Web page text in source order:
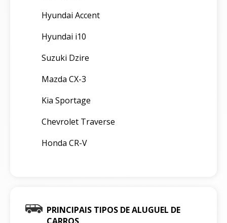
Hyundai Accent
Hyundai i10
Suzuki Dzire
Mazda CX-3
Kia Sportage
Chevrolet Traverse
Honda CR-V
PRINCIPAIS TIPOS DE ALUGUEL DE
CARROS